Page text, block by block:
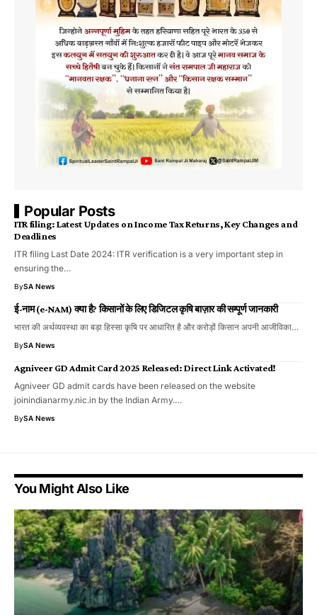
Popular Posts
ITR filing: Latest Updates on Income Tax Returns, Key Changes and
Deadlines
ITR filing Last Date 2024: ITR verification is a very important step in
ensuring the…
BySA News
ई-नाम (e-NAM) क्या है? किसानों के लिए डिजिटल कृषि बाज़ार की सम्पूर्ण जानकारी
भारत की अर्थव्यवस्था का बड़ा हिस्सा कृषि पर आधारित है और करोड़ों किसान अपनी आजीविका…
BySA News
Agniveer GD Admit Card 2025 Released: Direct Link Activated!
Agniveer GD admit cards have been released on the website
joinindianarmy.nic.in by the Indian Army.…
BySA News
You Might Also Like